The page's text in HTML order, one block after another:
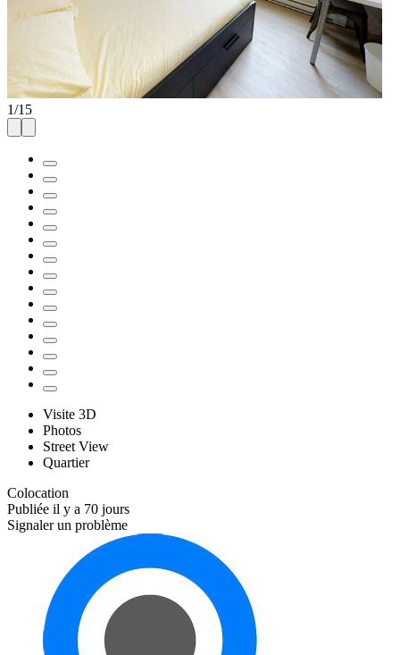
1/15
Visite 3D
Photos
Street View
Quartier
Colocation
Publiée il y a 70 jours
Signaler un problème